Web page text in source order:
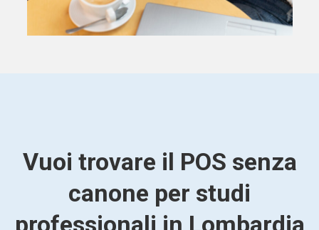
Vuoi trovare il POS senza
canone per studi
professionali in Lombardia